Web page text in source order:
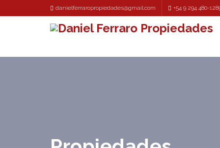
danielferraropropiedades@gmail.com +54 9 294 480-